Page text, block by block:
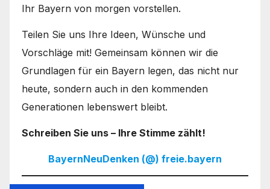
Ihr Bayern von morgen vorstellen.
Teilen Sie uns Ihre Ideen, Wünsche und
Vorschläge mit! Gemeinsam können wir die
Grundlagen für ein Bayern legen, das nicht nur
heute, sondern auch in den kommenden
Generationen lebenswert bleibt.
Schreiben Sie uns – Ihre Stimme zählt!
BayernNeuDenken (@) freie.bayern